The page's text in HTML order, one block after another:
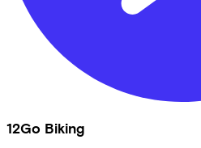
12Go Biking